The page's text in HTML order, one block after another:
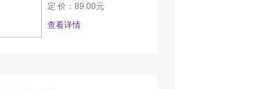
定 价：89.00元
查看详情